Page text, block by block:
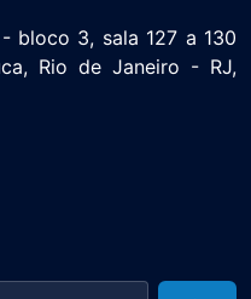
bloco 3, sala 127 a 130
Rio de Janeiro - RJ,